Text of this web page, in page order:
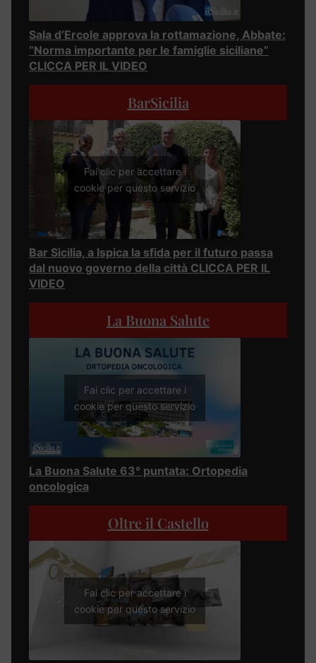
Sala d’Ercole approva la rottamazione, Abbate:
“Norma importante per le famiglie siciliane”
CLICCA PER IL VIDEO
BarSicilia
Fai clic per accettare i
cookie per questo servizio
Bar Sicilia, a Ispica la sfida per il futuro passa
dal nuovo governo della città CLICCA PER IL
VIDEO
La Buona Salute
Fai clic per accettare i
cookie per questo servizio
La Buona Salute 63° puntata: Ortopedia
oncologica
Oltre il Castello
Fai clic per accettare i
cookie per questo servizio